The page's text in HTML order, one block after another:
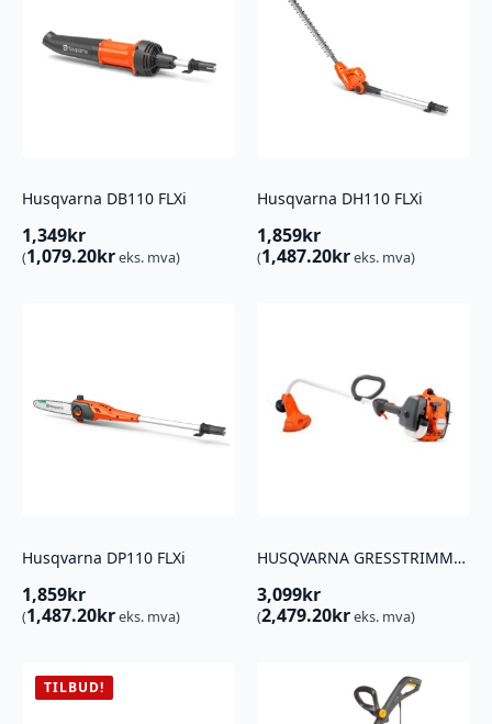
Husqvarna DB110 FLXi
1,349kr
(1,079.20kreks. mva)
Husqvarna DH110 FLXi
1,859kr
(1,487.20kreks. mva)
Husqvarna DP110 FLXi
1,859kr
(1,487.20kreks. mva)
HUSQVARNA GRESSTRIMMER 129C
3,099kr
(2,479.20kreks. mva)
TILBUD!